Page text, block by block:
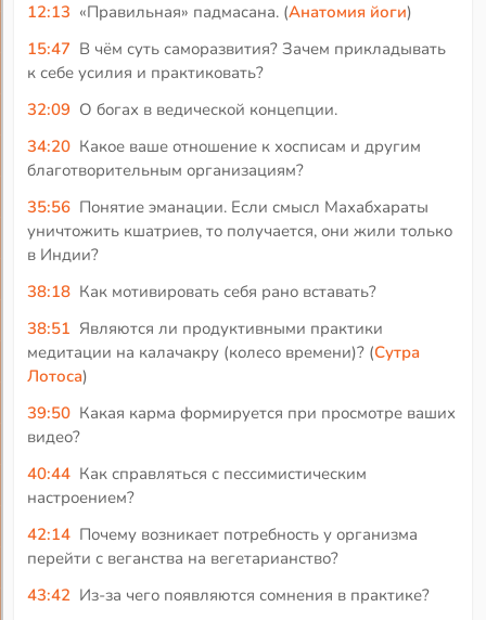
12:13 «Правильная» падмасана. (Анатомия йоги)
15:47 В чём суть саморазвития? Зачем прикладывать
к себе усилия и практиковать?
32:09 О богах в ведической концепции.
34:20 Какое ваше отношение к хосписам и другим
благотворительным организациям?
35:56 Понятие эманации. Если смысл Махабхараты
уничтожить кшатриев, то получается, они жили только
в Индии?
38:18 Как мотивировать себя рано вставать?
38:51 Являются ли продуктивными практики
медитации на калачакру (колесо времени)? (Сутра
Лотоса)
39:50 Какая карма формируется при просмотре ваших
видео?
40:44 Как справляться с пессимистическим
настроением?
42:14 Почему возникает потребность у организма
перейти с веганства на вегетарианство?
43:42 Из-за чего появляются сомнения в практике?